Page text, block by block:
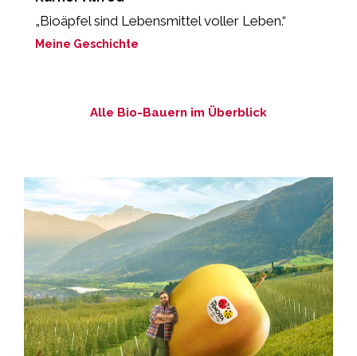
„Bioäpfel sind Lebensmittel voller Leben.“
Meine Geschichte
Alle Bio-Bauern im Überblick